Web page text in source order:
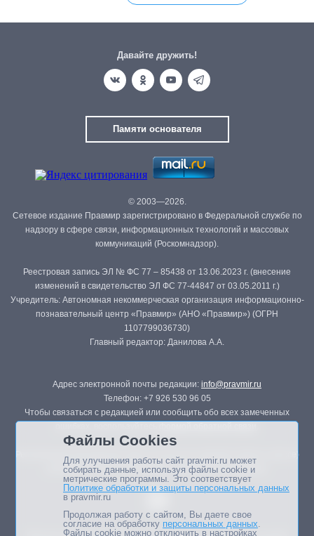
Давайте дружить!
Памяти основателя
© 2003—2026.
Сетевое издание Правмир зарегистрировано в Федеральной службе по
надзору в сфере связи, информационных технологий и массовых
коммуникаций (Роскомнадзор).
Реестровая запись ЭЛ № ФС 77 – 85438 от 13.06.2023 г. (внесение
изменений в свидетельство ЭЛ ФС 77-44847 от 03.05.2011 г.)
Учредитель: Автономная некоммерческая организация информационно-
познавательный центр «Правмир» (АНО «Правмир») (ОГРН
1107799036730)
Главный редактор: Данилова А.А.
Адрес электронной почты редакции: info@pravmir.ru
Телефон: +7 926 530 96 05
Чтобы связаться с редакцией или сообщить обо всех замеченных
Републикация материалов сайта в печатных изданиях (книгах, прессе)
возможна только с письменного разрешения редакции.
Файлы Cookies
Для улучшения работы сайт pravmir.ru может
собирать данные, используя файлы cookie и
метрические программы. Это соответствует
Политике обработки и защиты персональных данных
в pravmir.ru
Продолжая работу с сайтом, Вы даете свое
согласие на обработку персональных данных.
Файлы cookie можно отключить в настройках